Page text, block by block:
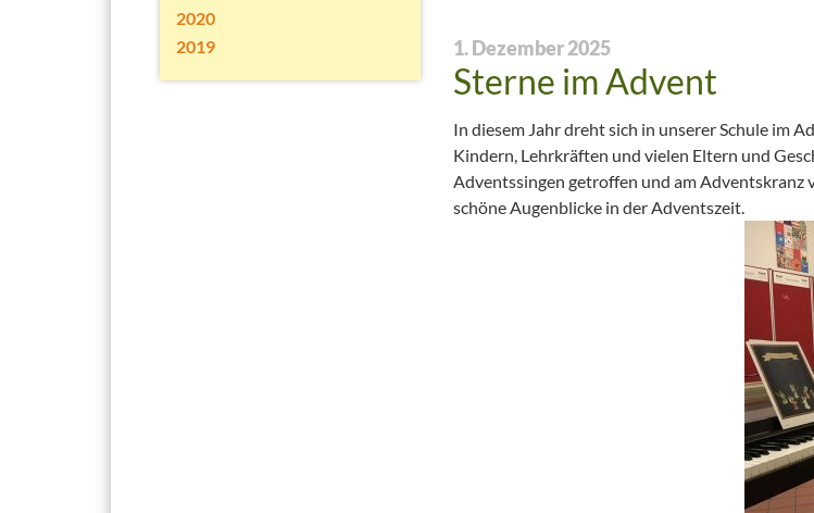
Terminplan 25/26
Schul- und Hausordnung
JCW-Klinikschule
2020
2019
1. Dezember 2025
Sterne im Advent
In diesem Jahr dreht sich in unserer Schule im
Kindern, Lehrkräften und vielen Eltern und
Adventssingen getroffen und am Adventskranz
schöne Augenblicke in der Adventszeit.